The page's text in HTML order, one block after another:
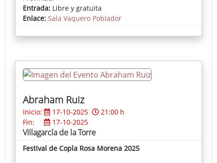
contemporáneo.
Con una amplia trayectoria marcada por la
lo más próximo y a reflexionar sobre nuestra
conexión con el mundo animal.
la obra de una de las grandes escultoras del
panorama artístico portugués.
Entrada: Libre y gratuita
Enlace: Sala Vaquero Poblador
Abraham Ruiz
Inicio: 17-10-2025
21:00 h
Fin:
17-10-2025
Villagarcía de la Torre
Festival de Copla Rosa Morena 2025